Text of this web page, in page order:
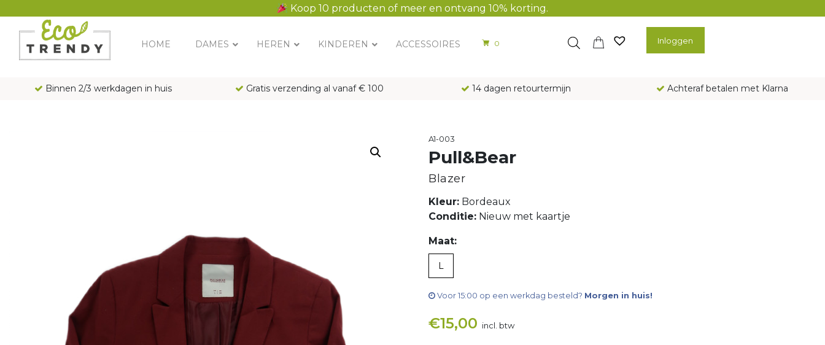
Koop 10 producten of meer en ontvang 10% korting.
Main Navigation
HOME DAMES HEREN KINDEREN ACCESSOIRES 0 Inloggen
Binnen 2/3 werkdagen in huis Gratis verzending al vanaf € 100 14 dagen retourtermijn Achteraf betalen met Klarna
A1-003
Pull&Bear
Blazer
Kleur: Bordeaux
Conditie: Nieuw met kaartje
Maat:
L
Voor 15:00 op een werkdag besteld? Morgen in huis!
€15,00 incl. btw